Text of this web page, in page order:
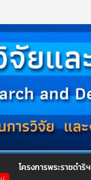
โครงการพระราชดำริฯ